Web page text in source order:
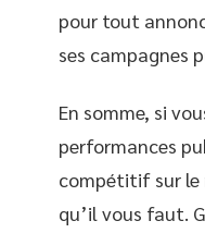
pour tout
ses campagnes
En somme, si
performances
compétitif sur le
qu’il vous faut.